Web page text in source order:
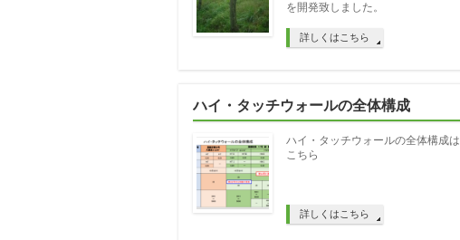
を開発致しました。
詳しくはこちら
ハイ・タッチウォールの全体構成
ハイ・タッチウォールの全体構成は
こちら
詳しくはこちら